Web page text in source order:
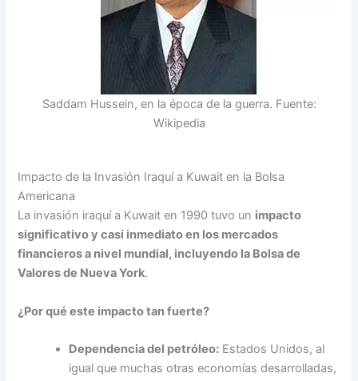
Saddam Hussein, en la época de la guerra. Fuente:
Wikipedia
Impacto de la Invasión Iraquí a Kuwait en la Bolsa
Americana
La invasión iraquí a Kuwait en 1990 tuvo un impacto
significativo y casi inmediato en los mercados
financieros a nivel mundial, incluyendo la Bolsa de
Valores de Nueva York.
¿Por qué este impacto tan fuerte?
Dependencia del petróleo: Estados Unidos, al
igual que muchas otras economías desarrolladas,